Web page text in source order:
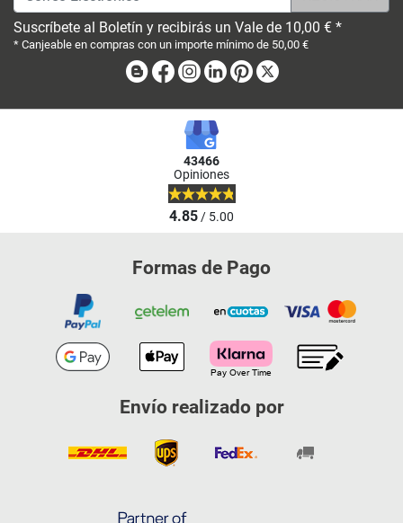
Suscríbete al Boletín y recibirás un Vale de 10,00 € *
* Canjeable en compras con un importe mínimo de 50,00 €
BlogFacebook
Instagram
LinkedinPinterest
43466
Opiniones
4.85/ 5.00
Formas de Pago
Envío realizado por